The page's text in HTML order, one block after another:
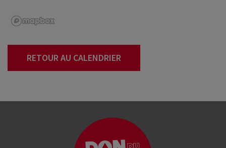
RETOUR AU CALENDRIER